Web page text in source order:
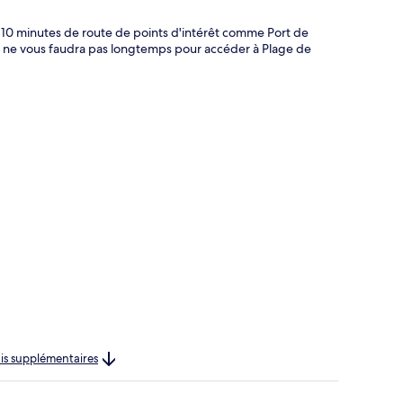
minutes de route de points d'intérêt comme Port de
vous faudra pas longtemps pour accéder à Plage de
supplémentaires